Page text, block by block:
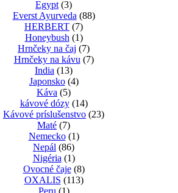
Egypt (3)
Everst Ayurveda (88)
HERBERT (7)
Honeybush (1)
Hrnčeky na čaj (7)
Hrnčeky na kávu (7)
India (13)
Japonsko (4)
Káva (5)
kávové dózy (14)
Kávové príslušenstvo (23)
Maté (7)
Nemecko (1)
Nepál (86)
Nigéria (1)
Ovocné čaje (8)
OXALIS (113)